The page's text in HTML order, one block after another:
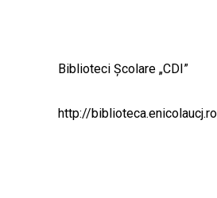
Biblioteci Școlare „CDI”
http://